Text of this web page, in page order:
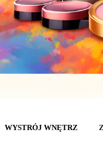
WYSTRÓJ WNĘTRZ